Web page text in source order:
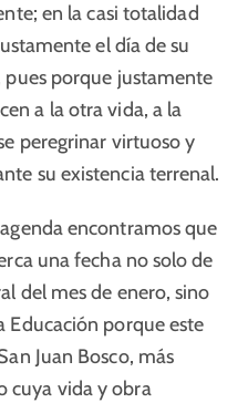
en la casi totalidad
el día de su
porque justamente
a la otra vida, a la
peregrinar virtuoso y
su existencia terrenal.
encontramos que
una fecha no solo de
del mes de enero, sino
porque este
Juan Bosco, más
cuya vida y obra